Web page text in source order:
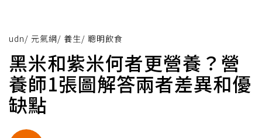
udn/ 元氣網/ 養生/ 聰明飲食
黑米和紫米何者更營養？營
養師1張圖解答兩者差異和優
缺點